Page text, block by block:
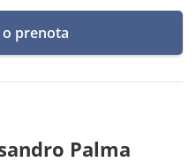
prenota
Palma